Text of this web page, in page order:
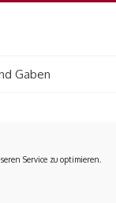
Service zu optimieren.
Gaben